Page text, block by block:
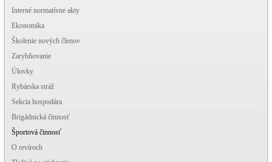
Interné normatívne akty
Ekonomika
Školenie nových členov
Zarybňovanie
Úlovky
Rybárska stráž
Sekcia hospodára
Brigádnická činnosť
Športová činnosť
O revíroch